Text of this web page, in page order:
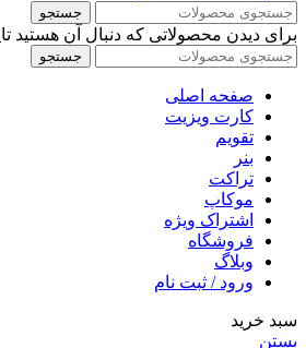
جستجو
برای دیدن محصولاتی که دنبال آن هستید
جستجو
صفحه اصلی
کارت ویزیت
تقویم
بنر
تراکت
موکاپ
اشتراک ویژه
فروشگاه
وبلاگ
ورود / ثبت نام
سبد خرید
بستن